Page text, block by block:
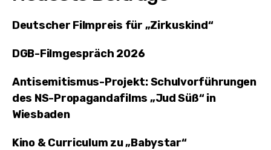
Deutscher Filmpreis für „Zirkuskind“
DGB-Filmgespräch 2026
Antisemitismus-Projekt: Schulvorführungen
des NS-Propagandafilms „Jud Süß“ in
Wiesbaden
Kino & Curriculum zu „Babystar“